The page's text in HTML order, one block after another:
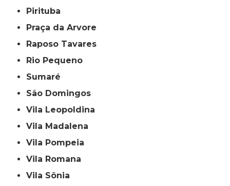
Pirituba
Praça da Arvore
Raposo Tavares
Rio Pequeno
Sumaré
São Domingos
Vila Leopoldina
Vila Madalena
Vila Pompeia
Vila Romana
Vila Sônia